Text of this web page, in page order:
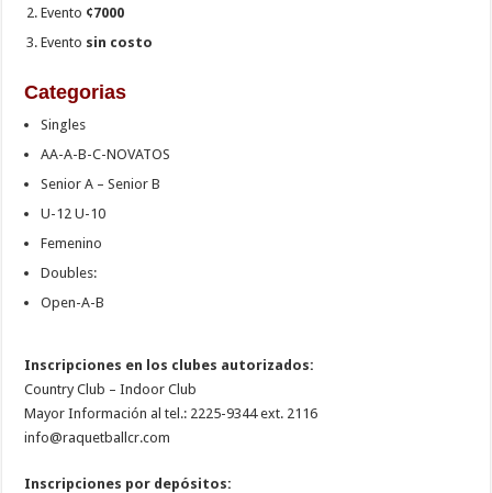
Evento ¢7000
Evento sin costo
Categorias
Singles
AA-A-B-C-NOVATOS
Senior A – Senior B
U-12 U-10
Femenino
Doubles:
Open-A-B
Inscripciones en los clubes autorizados:
Country Club – Indoor Club
Mayor Información al tel.: 2225-9344 ext. 2116
info@raquetballcr.com
Inscripciones por depósitos: